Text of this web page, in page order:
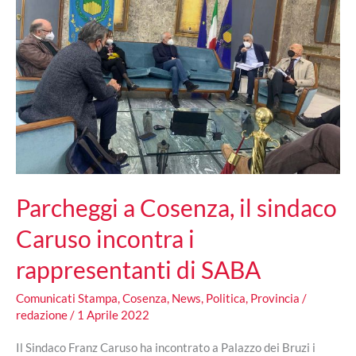
Parcheggi a Cosenza, il sindaco
Caruso incontra i
rappresentanti di SABA
Comunicati Stampa,Cosenza, News, Politica, Provincia /
redazione/ 1 Aprile 2022
Il Sindaco Franz Caruso ha incontrato a Palazzo dei Bruzi i